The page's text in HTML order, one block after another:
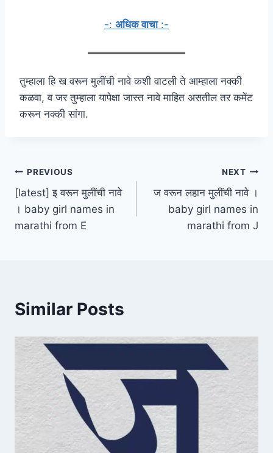
-: अधिक वाचा:-
तुम्हाला हि ख वरून मुलींची नावे कशी वाटली ते आम्हाला नक्की
कळवा, व जर तुम्हाला यापेक्षा जास्त नावे माहित असतील तर कमेंट
करून नक्की सांगा.
Post
navigation
PREVIOUS
[latest] इ वरून मुलींची नावे
। baby girl names in
marathi from E
NEXT
ज वरून लहान मुलींची नावे ।
baby girl names in
marathi from J
Similar Posts